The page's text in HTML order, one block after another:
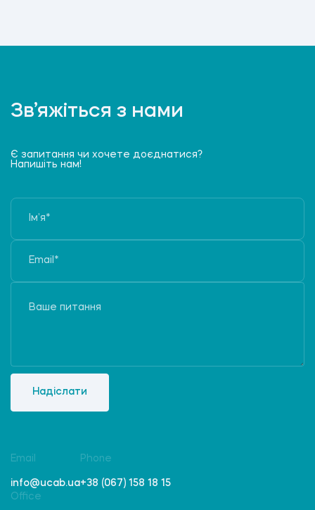
Зв’яжіться з нами
Є запитання чи хочете доєднатися?
Напишіть нам!
Надіслати
Email
info@ucab.ua
Phone
+38 (067) 158 18 15
Office